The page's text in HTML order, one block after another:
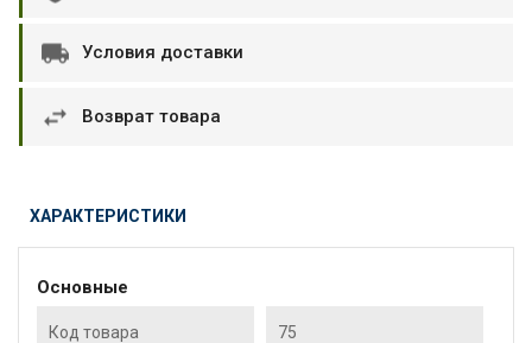
Условия доставки
Возврат товара
ХАРАКТЕРИСТИКИ
Основные
Код товара 75